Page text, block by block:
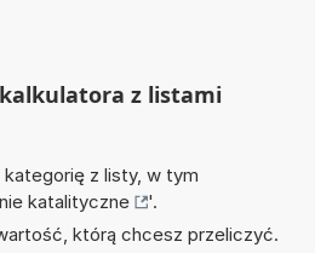
z listami
kategorię z listy, w tym
katalityczne
'.
którą chcesz przeliczyć.